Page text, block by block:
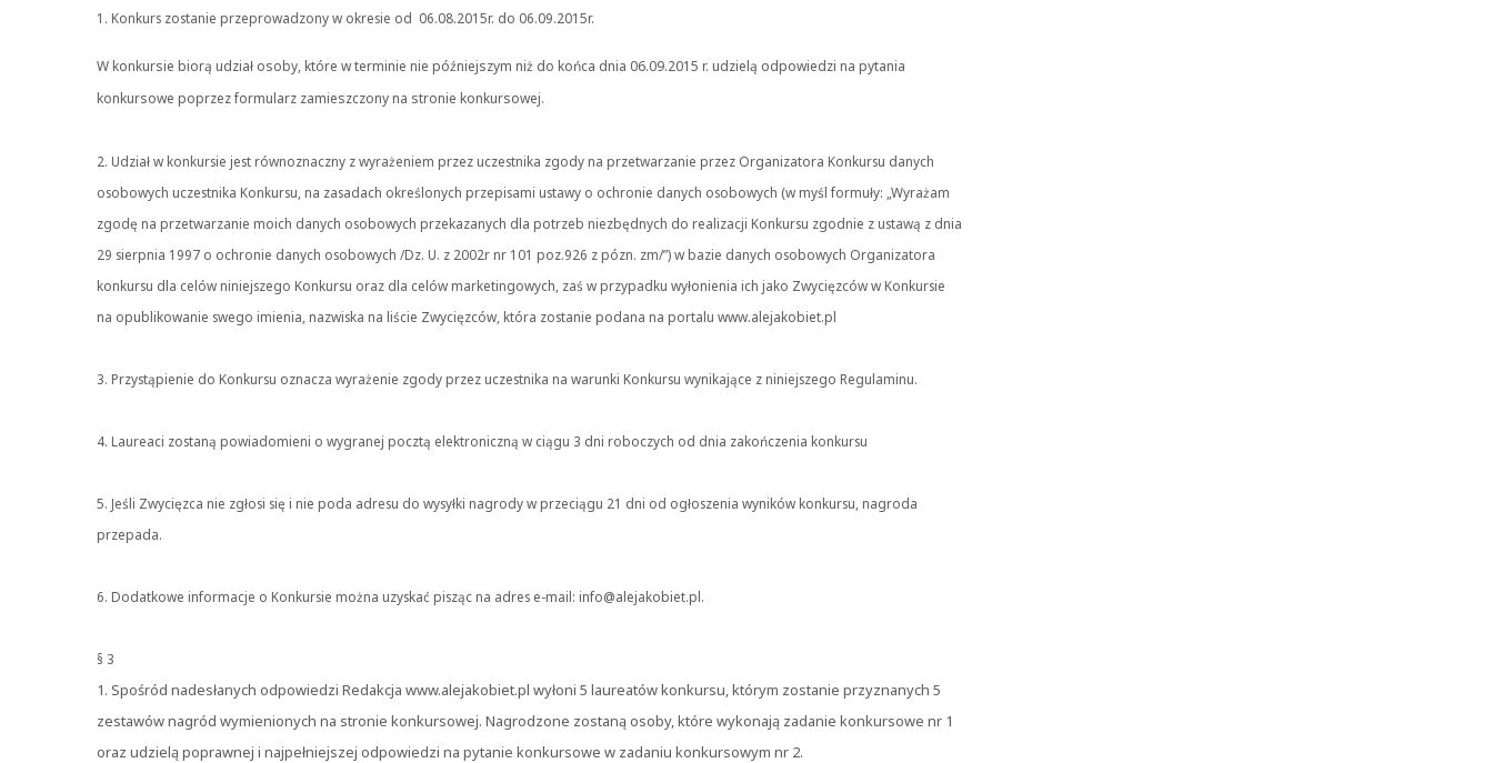
1. Konkurs zostanie przeprowadzony w okresie od 06.08.2015r. do 06.09.2015r.
W konkursie biorą udział osoby, które w terminie nie późniejszym niż do końca dnia 06.09.2015 r. udzielą odpowiedzi na pytania
konkursowe poprzez formularz zamieszczony na stronie konkursowej.
2. Udział w konkursie jest równoznaczny z wyrażeniem przez uczestnika zgody na przetwarzanie przez Organizatora Konkursu danych
osobowych uczestnika Konkursu, na zasadach określonych przepisami ustawy o ochronie danych osobowych (w myśl formuły: „Wyrażam
zgodę na przetwarzanie moich danych osobowych przekazanych dla potrzeb niezbędnych do realizacji Konkursu zgodnie z ustawą z dnia
29 sierpnia 1997 o ochronie danych osobowych /Dz. U. z 2002r nr 101 poz.926 z pózn. zm/”) w bazie danych osobowych Organizatora
konkursu dla celów niniejszego Konkursu oraz dla celów marketingowych, zaś w przypadku wyłonienia ich jako Zwycięzców w Konkursie
na opublikowanie swego imienia, nazwiska na liście Zwycięzców, która zostanie podana na portalu www.alejakobiet.pl
3. Przystąpienie do Konkursu oznacza wyrażenie zgody przez uczestnika na warunki Konkursu wynikające z niniejszego Regulaminu.
4. Laureaci zostaną powiadomieni o wygranej pocztą elektroniczną w ciągu 3 dni roboczych od dnia zakończenia konkursu
5. Jeśli Zwycięzca nie zgłosi się i nie poda adresu do wysyłki nagrody w przeciągu 21 dni od ogłoszenia wyników konkursu, nagroda
przepada.
6. Dodatkowe informacje o Konkursie można uzyskać pisząc na adres e-mail: info@alejakobiet.pl.
§ 3
1. Spośród nadesłanych odpowiedzi Redakcja www.alejakobiet.pl wyłoni 5 laureatów konkursu, którym zostanie przyznanych 5
zestawów nagród wymienionych na stronie konkursowej. Nagrodzone zostaną osoby, które wykonają zadanie konkursowe nr 1
oraz udzielą poprawnej i najpełniejszej odpowiedzi na pytanie konkursowe w zadaniu konkursowym nr 2.